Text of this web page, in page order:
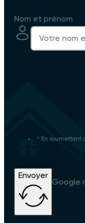
christophe lehuédé
20 juin 2024
Nom et prénom
En soumettant
Envoyer
Google